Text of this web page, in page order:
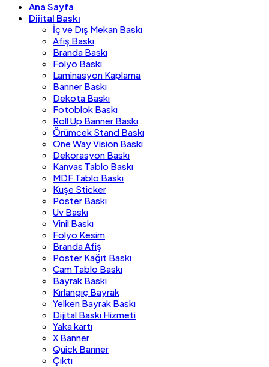
Ana Sayfa
Dijital Baskı
İç ve Dış Mekan Baskı
Afiş Baskı
Branda Baskı
Folyo Baskı
Laminasyon Kaplama
Banner Baskı
Dekota Baskı
Fotoblok Baskı
Roll Up Banner Baskı
Örümcek Stand Baskı
One Way Vision Baskı
Dekorasyon Baskı
Kanvas Tablo Baskı
MDF Tablo Baskı
Kuşe Sticker
Poster Baskı
Uv Baskı
Vinil Baskı
Folyo Kesim
Branda Afiş
Poster Kağıt Baskı
Cam Tablo Baskı
Bayrak Baskı
Kırlangıç Bayrak
Yelken Bayrak Baskı
Dijital Baskı Hizmeti
Yaka kartı
X Banner
Quick Banner
Çıktı